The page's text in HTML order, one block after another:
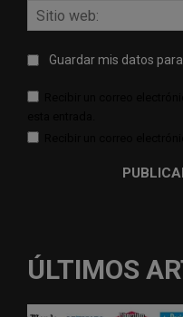
Guardar mis datos
ÚLTIMOS